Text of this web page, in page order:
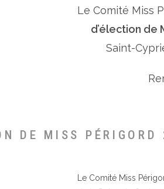
Le Comité Miss
d’élection de
Saint-
DE MISS PÉRIGORD
Le Comité Miss